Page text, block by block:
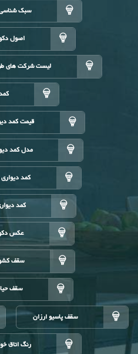
سبک
اصول
لیست شرکت های
قیمت کمد
مدل کمد
کمد
کمد
عکس
سقف
سقف
سقف پاسیو ارزان
رنگ اتاق